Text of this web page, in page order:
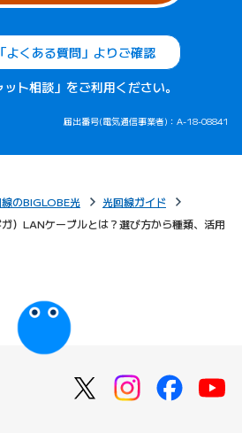
よくある質問」よりご確認
ト相談」をご利用ください。
届出番号(電気通信事業者)：A-18-08841
のBIGLOBE光
光回線ガイド
）LANケーブルとは？選び方から種類、活用
ます）
びっぷるのページ